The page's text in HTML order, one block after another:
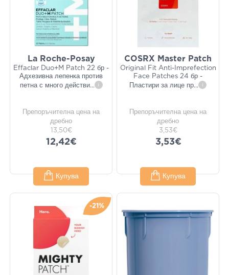
La Roche-Posay
Effaclar Duo+M Patch 22 бр -
Адхезивна лепенка против
петна с много действи... i
Препоръчителна цена на
дребно
13,50€
12,42€
Купува
COSRX Master Patch
Original Fit Anti-Imprefection
Face Patches 24 бр -
Пластири за лице пр... i
Препоръчителна цена на
дребно
3,53€
3,53€
Купува
-21%